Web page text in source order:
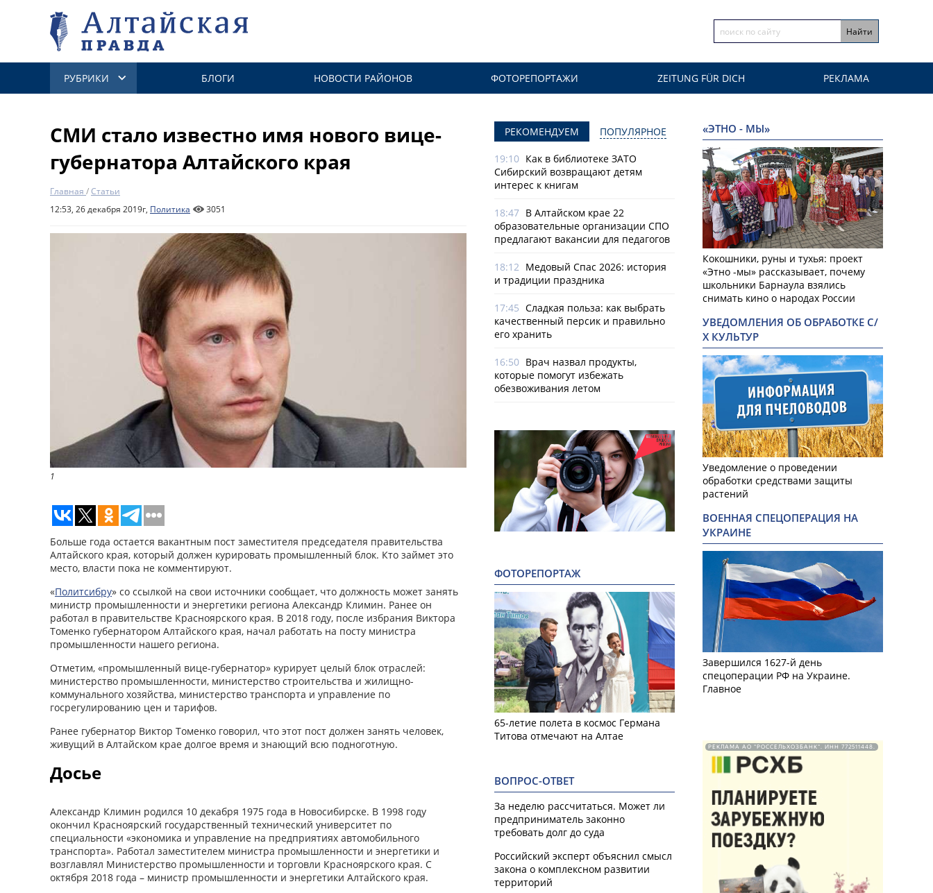
РУБРИКИ БЛОГИ НОВОСТИ РАЙОНОВ ФОТОРЕПОРТАЖИ ZEITUNG FÜR DICH РЕКЛАМА
СМИ стало известно имя нового вице-
губернатора Алтайского края
Главная /Статьи
12:53, 26 декабря 2019г, Политика 3051
1
Больше года остается вакантным пост заместителя председателя правительства
Алтайского края, который должен курировать промышленный блок. Кто займет это
место, власти пока не комментируют.
«Политсибру» со ссылкой на свои источники сообщает, что должность может занять
министр промышленности и энергетики региона Александр Климин. Ранее он
работал в правительстве Красноярского края. В 2018 году, после избрания Виктора
Томенко губернатором Алтайского края, начал работать на посту министра
промышленности нашего региона.
Отметим, «промышленный вице-губернатор» курирует целый блок отраслей:
министерство промышленности, министерство строительства и жилищно-
коммунального хозяйства, министерство транспорта и управление по
госрегулированию цен и тарифов.
Ранее губернатор Виктор Томенко говорил, что этот пост должен занять человек,
живущий в Алтайском крае долгое время и знающий всю подноготную.
Досье
Александр Климин родился 10 декабря 1975 года в Новосибирске. В 1998 году
окончил Красноярский государственный технический университет по
специальности «экономика и управление на предприятиях автомобильного
транспорта». Работал заместителем министра промышленности и энергетики и
возглавлял Министерство промышленности и торговли Красноярского края. С
октября 2018 года – министр промышленности и энергетики Алтайского края.
РЕКОМЕНДУЕМ ПОПУЛЯРНОЕ
19:10 Как в библиотеке ЗАТО
Сибирский возвращают детям
интерес к книгам
18:47 В Алтайском крае 22
образовательные организации СПО
предлагают вакансии для педагогов
18:12 Медовый Спас 2026: история
и традиции праздника
17:45 Сладкая польза: как выбрать
качественный персик и правильно
его хранить
16:50 Врач назвал продукты,
которые помогут избежать
обезвоживания летом
ФОТОРЕПОРТАЖ
65-летие полета в космос Германа
Титова отмечают на Алтае
ВОПРОС-ОТВЕТ
За неделю рассчитаться. Может ли
предприниматель законно
требовать долг до суда
Российский эксперт объяснил смысл
закона о комплексном развитии
территорий
«ЭТНО - МЫ»
Кокошники, руны и тухья: проект
«Этно -мы» рассказывает, почему
школьники Барнаула взялись
снимать кино о народах России
УВЕДОМЛЕНИЯ ОБ ОБРАБОТКЕ С/
Х КУЛЬТУР
Уведомление о проведении
обработки средствами защиты
растений
ВОЕННАЯ СПЕЦОПЕРАЦИЯ НА
УКРАИНЕ
Завершился 1627-й день
спецоперации РФ на Украине.
Главное
РЕКЛАМА АО "РОССЕЛЬХОЗБАНК". ИНН 772511448.